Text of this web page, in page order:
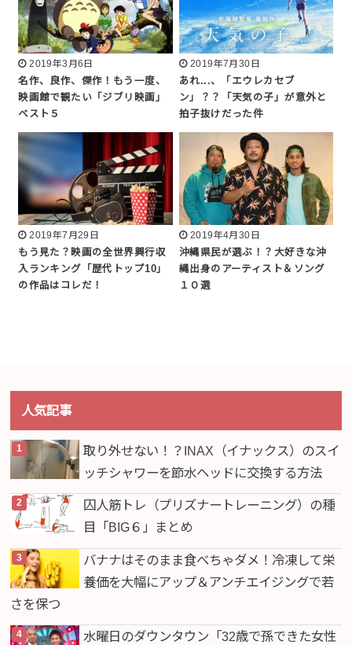
2019年3月6日
名作、良作、傑作！もう一度、
映画館で観たい「ジブリ映画」
ベスト５
2019年7月30日
あれ...、「エウレカセブ
ン」？？「天気の子」が意外と
拍子抜けだった件
2019年7月29日
もう見た？映画の全世界興行収
入ランキング「歴代トップ10」
の作品はコレだ！
2019年4月30日
沖縄県民が選ぶ！？大好きな沖
縄出身のアーティスト＆ソング
１０選
人気記事
取り外せない！？INAX（イナックス）のスイ
ッチシャワーを節水ヘッドに交換する方法
囚人筋トレ（プリズナートレーニング）の種
目「BIG６」まとめ
バナナはそのまま食べちゃダメ！冷凍して栄
養価を大幅にアップ＆アンチエイジングで若
さを保つ
水曜日のダウンタウン「32歳で孫できた女性